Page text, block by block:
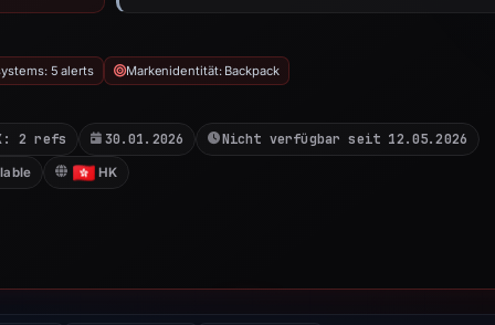
5 alerts Markenidentität: Backpack
2 refs 30.01.2026 Nicht verfügbar seit 12.05.2026
HK